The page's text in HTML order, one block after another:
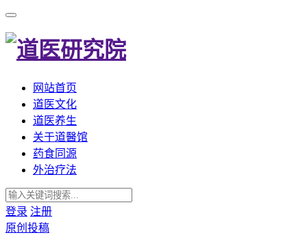
网站首页
道医文化
道医养生
关于道醫馆
药食同源
外治疗法
登录 注册
原创投稿